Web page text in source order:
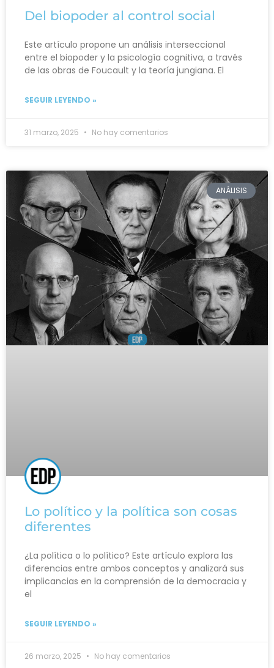
Del biopoder al control social
Este artículo propone un análisis interseccional
entre el biopoder y la psicología cognitiva, a través
de las obras de Foucault y la teoría jungiana. El
SEGUIR LEYENDO »
31 marzo, 2025 No hay comentarios
ANÁLISIS
Lo político y la política son cosas
diferentes
¿La política o lo político? Este artículo explora las
diferencias entre ambos conceptos y analizará sus
implicancias en la comprensión de la democracia y
el
SEGUIR LEYENDO »
26 marzo, 2025 No hay comentarios